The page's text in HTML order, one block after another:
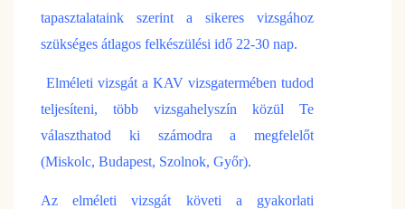
tapasztalataink szerint a sikeres vizsgához
szükséges átlagos felkészülési idő 22-30 nap.
Elméleti vizsgát a KAV vizsgatermében tudod
teljesíteni, több vizsgahelyszín közül Te
választhatod ki számodra a megfelelőt
(Miskolc, Budapest, Szolnok, Győr).
Az elméleti vizsgát követi a gyakorlati